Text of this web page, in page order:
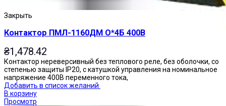
Закрыть
Контактор ПМЛ-1160ДМ О*4Б 400В
₴1,478.42
Контактор нереверсивный без теплового реле, без оболочки, со
степенью защиты IP20, с катушкой управления на номинальное
напряжение 400В переменного тока,
Добавить в список желаний
В корзину
Просмотр